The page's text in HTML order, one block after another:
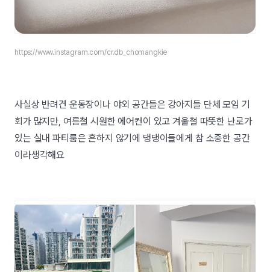
https://www.instagram.com/cr.db_chomangkie
사실상 반려견 운동장이나 야외 공간들은 강아지들 단체 모임 기
회가 많지만, 여름철 시원한 에어컨이 있고 겨울철 따뜻한 난로가
있는 실내 파티룸은 흔하지 않기에 댕댕이들에게 참 소중한 공간
이라생각해요